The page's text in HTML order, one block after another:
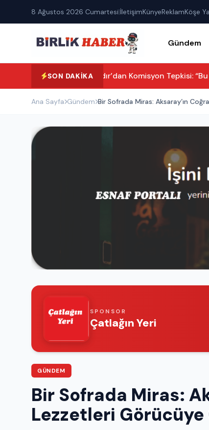
8 Ağustos 2026 Cumartesi|İletişimKünyeReklamKöşe
Gündem
SON DAKIKA
Turan Yaldır’dan Komisyon Tepkisi: “Bu
Ana Sayfa Gündem Bir Sofrada Miras: Aksaray’ın
SPONSOR
Çatlağın Yeri
GÜNDEM
Bir Sofrada Miras:
Lezzetleri Görücüye